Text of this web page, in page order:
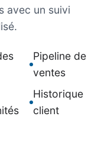
avec un suivi
Pipeline de
ventes
Historique
client